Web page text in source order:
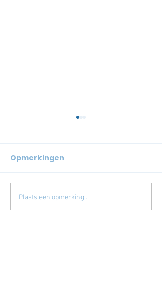
Opmerkingen
Plaats een opmerking...